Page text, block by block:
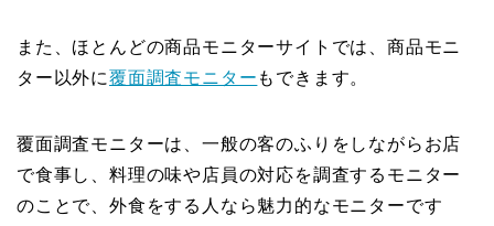
また、ほとんどの商品モニターサイトでは、商品モニ
ター以外に覆面調査モニター もできます。
覆面調査モニターは、一般の客のふりをしながらお店
で食事し、料理の味や店員の対応を調査するモニター
のことで、外食をする人なら魅力的なモニターです